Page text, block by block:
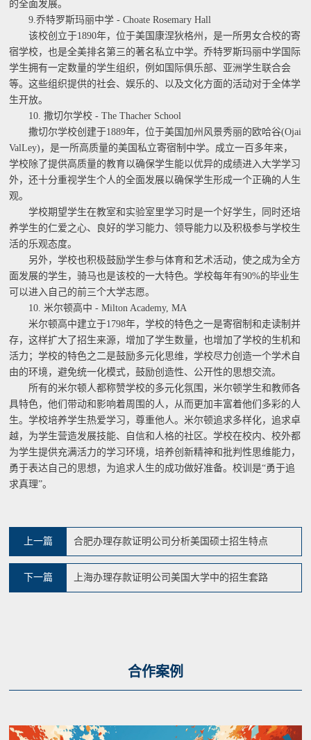
的全面发展。
9.乔特罗斯玛丽中学 - Choate Rosemary Hall
该校创立于1890年，位于美国康涅狄格州，是一所男女合校的寄
宿学校，也是全美排名第三的著名私立中学。乔特罗斯玛丽中学国际
学生拥有一定数量的学生组织，例如国际俱乐部、亚洲学生联合会
等。这些组织提供的社会、娱乐的、以及文化方面的活动对于全体学
生开放。
10. 撒切尔学校 - The Thacher School
撒切尔学校创建于1889年，位于美国加州风景秀丽的欧哈谷(Ojai
ValLey)，是一所高质量的美国私立寄宿制中学。成立一百多年来，
学校除了提供高质量的教育以确保学生能以优异的成绩进入大学学习
外，还十分重视学生个人的全面发展以确保学生形成一个正确的人生
观。
学校期望学生在教室和实验室里学习时是一个好学生，同时还培
养学生的仁爱之心、良好的学习能力、领导能力以及积极参与学校生
活的乐观态度。
另外，学校也积极鼓励学生参与体育和艺术活动，使之成为全方
面发展的学生，骑马也是该校的一大特色。学校每年有90%的毕业生
可以进入自己的前三个大学志愿。
10. 米尔顿高中 - Milton Academy, MA
米尔顿高中建立于1798年，学校的特色之一是寄宿制和走读制并
存，这样扩大了招生来源，增加了学生数量，也增加了学校的生机和
活力；学校的特色之二是鼓励多元化思维，学校尽力创造一个学术自
由的环境，避免统一化模式，鼓励创造性、公开性的思想交流。
所有的米尔顿人都称赞学校的多元化氛围，米尔顿学生和教师各
具特色，他们带动和影响着周围的人，从而更加丰富着他们多彩的人
生。学校培养学生热爱学习，尊重他人。米尔顿追求多样化，追求卓
越，为学生营造发展技能、自信和人格的社区。学校在校内、校外都
为学生提供充满活力的学习环境，培养创新精神和批判性思维能力，
勇于表达自己的思想，为追求人生的成功做好准备。校训是“勇于追
求真理”。
上一篇 合肥办理存款证明公司分析美国硕士招生特点
上海办理存款证明公司美国大学中的招生套路
下一篇
合作案例